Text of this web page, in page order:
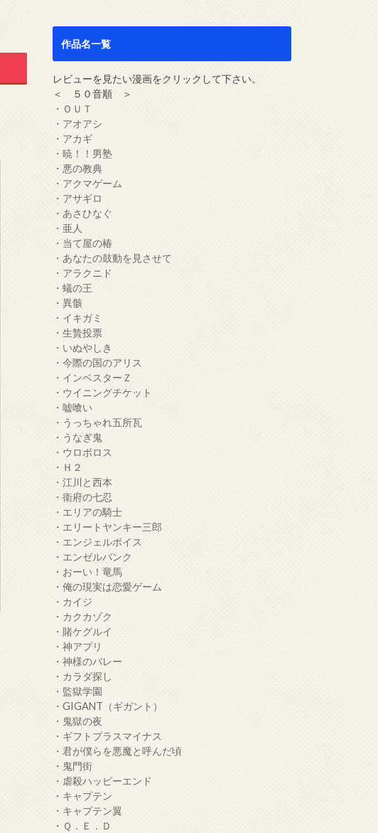
作品名一覧
レビューを見たい漫画をクリックして下さい。
＜ ５０音順 ＞
・ＯＵＴ
・アオアシ
・アカギ
・暁！！男塾
・悪の教典
・アクマゲーム
・アサギロ
・あさひなぐ
・亜人
・当て屋の椿
・あなたの鼓動を見させて
・アラクニド
・蟻の王
・異骸
・イキガミ
・生贄投票
・いぬやしき
・今際の国のアリス
・インベスターＺ
・ウイニングチケット
・嘘喰い
・うっちゃれ五所瓦
・うなぎ鬼
・ウロボロス
・Ｈ２
・江川と西本
・衛府の七忍
・エリアの騎士
・エリートヤンキー三郎
・エンジェルボイス
・エンゼルバンク
・おーい！竜馬
・俺の現実は恋愛ゲーム
・カイジ
・カクカゾク
・賭ケグルイ
・神アプリ
・神様のバレー
・カラダ探し
・監獄学園
・GIGANT（ギガント）
・鬼獄の夜
・ギフトプラスマイナス
・君が僕らを悪魔と呼んだ頃
・鬼門街
・虐殺ハッピーエンド
・キャプテン
・キャプテン翼
・Ｑ．Ｅ．Ｄ